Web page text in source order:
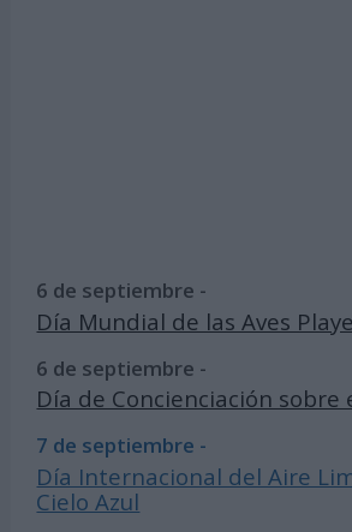
6 de septiembre -
Día Mundial de las Aves
6 de septiembre -
Día de Concienciación sobre
7 de septiembre -
Día Internacional del Aire
Cielo Azul